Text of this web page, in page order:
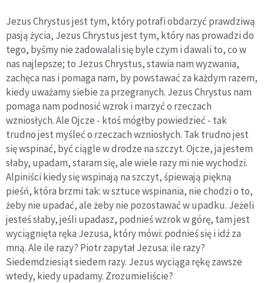
Jezus Chrystus jest tym, który potrafi obdarzyć prawdziwą
pasją życia, Jezus Chrystus jest tym, który nas prowadzi do
tego, byśmy nie zadowalali się byle czym i dawali to, co w
nas najlepsze; to Jezus Chrystus, stawia nam wyzwania,
zachęca nas i pomaga nam, by powstawać za każdym razem,
kiedy uważamy siebie za przegranych. Jezus Chrystus nam
pomaga nam podnosić wzrok i marzyć o rzeczach
wzniosłych. Ale Ojcze - ktoś mógłby powiedzieć - tak
trudno jest myśleć o rzeczach wzniosłych. Tak trudno jest
się wspinać, być ciągle w drodze na szczyt. Ojcze, ja jestem
słaby, upadam, staram się, ale wiele razy mi nie wychodzi.
Alpiniści kiedy się wspinają na szczyt, śpiewają piękną
pieśń, która brzmi tak: w sztuce wspinania, nie chodzi o to,
żeby nie upadać, ale żeby nie pozostawać w upadku. Jeżeli
jesteś słaby, jeśli upadasz, podnieś wzrok w górę, tam jest
wyciągnięta ręka Jezusa, który mówi: podnieś się i idź za
mną. Ale ile razy? Piotr zapytał Jezusa: ile razy?
Siedemdziesiąt siedem razy. Jezus wyciąga rękę zawsze
wtedy, kiedy upadamy. Zrozumieliście?